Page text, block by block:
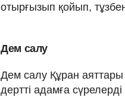
отырғызып қойып,
Дем салу
Дем салу Құран
дертті адамға